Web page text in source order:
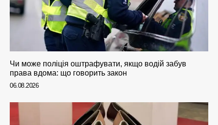
Чи може поліція оштрафувати, якщо водій забув
права вдома: що говорить закон
06.08.2026